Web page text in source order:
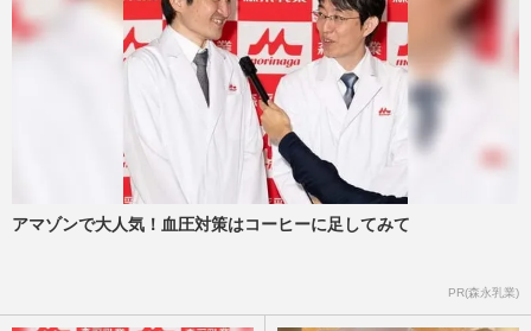
アマゾンで大人気！血圧対策はコーヒーに足してみて
PR(森永乳業)